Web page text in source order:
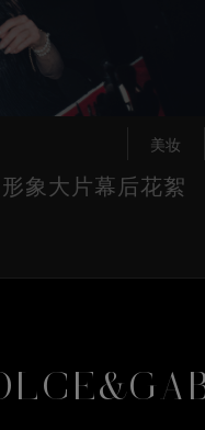
美妆
象大片幕后花絮